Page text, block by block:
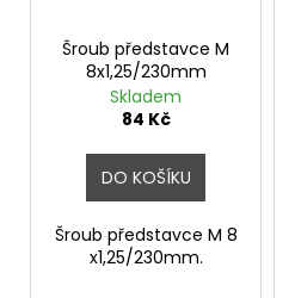
Šroub představce M
8x1,25/230mm
Skladem
84 Kč
DO KOŠÍKU
Šroub představce M 8
x1,25/230mm.